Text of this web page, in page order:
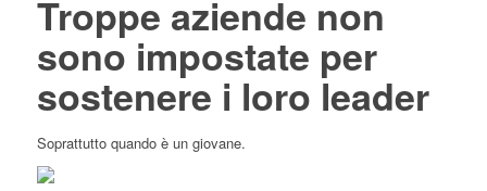
Troppe aziende non
sono impostate per
sostenere i loro leader
Soprattutto quando è un giovane.